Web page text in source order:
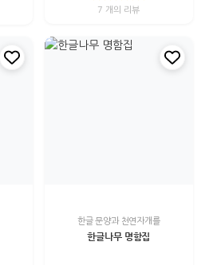
7 개의 리뷰
한글 문양과 천연자개를
한글나무 명함집